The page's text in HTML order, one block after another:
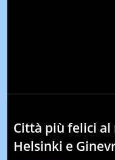
Città più felici
Helsinki e